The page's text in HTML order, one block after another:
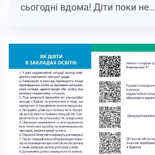
сьогодні вдома! Діти поки не…